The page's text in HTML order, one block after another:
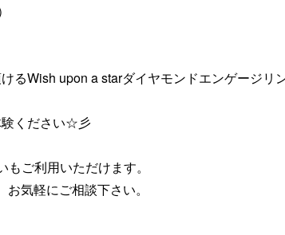
るWish upon a starダイヤモンドエンゲージリ
ください☆彡
ご利用いただけます。
気軽にご相談下さい。